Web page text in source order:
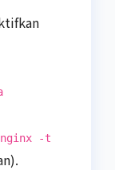
nginx -t